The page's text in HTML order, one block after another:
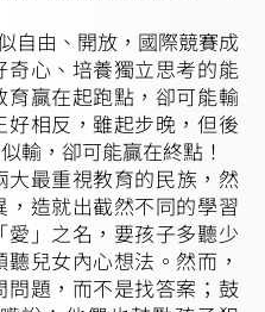
自由、開放，國際競賽成
心、培養獨立思考的能
贏在起跑點，卻可能輸
相反，雖起步晚，但後
輸，卻可能贏在終點！
最重視教育的民族，然
造就出截然不同的學習
」之名，要孩子多聽少
兒女內心想法。然而，
題，而不是找答案；鼓